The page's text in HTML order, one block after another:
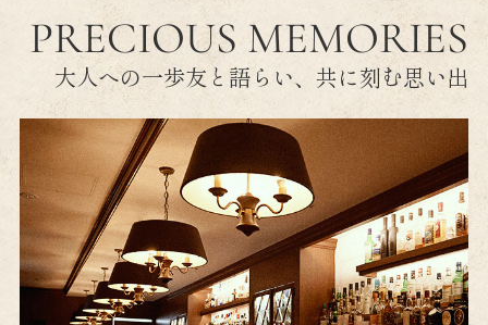
PRECIOUS MEMORIES
大人への一歩友と語らい、共に刻む思い出